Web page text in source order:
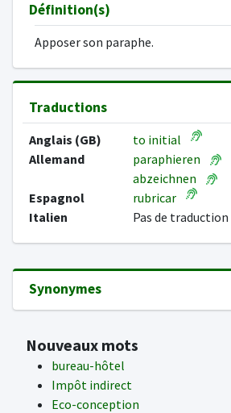
Définition(s)
Apposer son paraphe.
Traductions
Anglais (GB)
to initial
Allemand
paraphieren
abzeichnen
Espagnol
rubricar
Italien
Pas de traduction
Synonymes
Nouveaux mots
bureau-hôtel
Impôt indirect
Eco-conception